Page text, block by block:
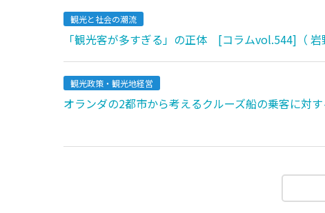
観光と社会の潮流
「観光客が多すぎる」の正体 [コラムvol.544]（ 岩
観光政策・観光地経営
オランダの2都市から考えるクルーズ船の乗客に